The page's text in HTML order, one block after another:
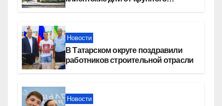
Новости
В Татарском округе поздравили
работников строительной отрасли
Новости